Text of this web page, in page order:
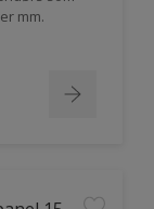
mm.